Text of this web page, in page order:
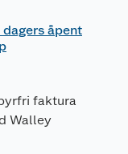
dagers åpent
faktura
Walley